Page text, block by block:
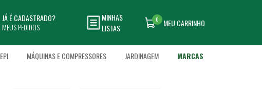
JÁ É CADASTRADO?
MEUS PEDIDOS
MINHAS
LISTAS
MEU CARRINHO
0
EPI MÁQUINAS E COMPRESSORES JARDINAGEM MARCAS